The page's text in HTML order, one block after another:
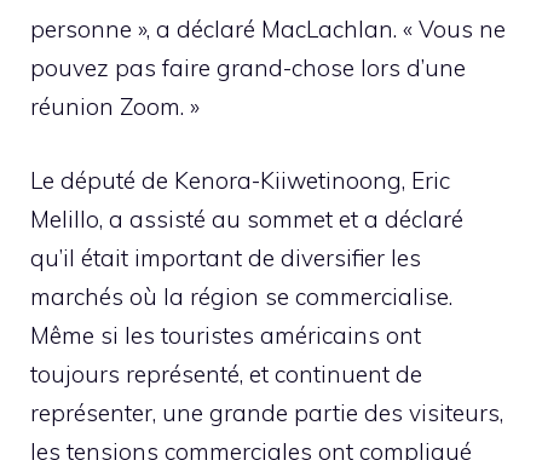
personne », a déclaré MacLachlan. « Vous ne
pouvez pas faire grand-chose lors d’une
réunion Zoom. »
Le député de Kenora-Kiiwetinoong, Eric
Melillo, a assisté au sommet et a déclaré
qu’il était important de diversifier les
marchés où la région se commercialise.
Même si les touristes américains ont
toujours représenté, et continuent de
représenter, une grande partie des visiteurs,
les tensions commerciales ont compliqué